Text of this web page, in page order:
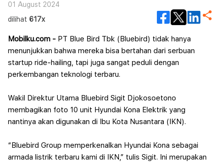
01 August 2024
dilihat 617x
Mobilku.com - PT Blue Bird Tbk (Bluebird) tidak hanya
menunjukkan bahwa mereka bisa bertahan dari serbuan
startup ride-hailing, tapi juga sangat peduli dengan
perkembangan teknologi terbaru.
Wakil Direktur Utama Bluebird Sigit Djokosoetono
membagikan foto 10 unit Hyundai Kona Elektrik yang
nantinya akan digunakan di Ibu Kota Nusantara (IKN).
“Bluebird Group memperkenalkan Hyundai Kona sebagai
armada listrik terbaru kami di IKN,” tulis Sigit. Ini merupakan